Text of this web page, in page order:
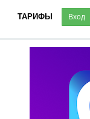
ТАРИФЫ Вход